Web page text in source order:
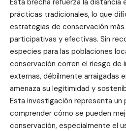
prácticas tradicionales, lo que
estrategias de conservación
participativas y efectivas. Sin
especies para las poblaciones
conservación corren el riesgo de
externas, débilmente arraigadas
amenaza su legitimidad y
Esta investigación representa un
comprender cómo se pueden
conservación, especialmente el